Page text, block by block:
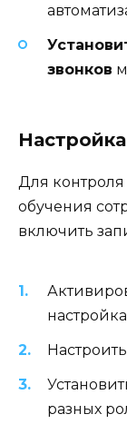
звонков
Для контроля
обучения
включить
разных